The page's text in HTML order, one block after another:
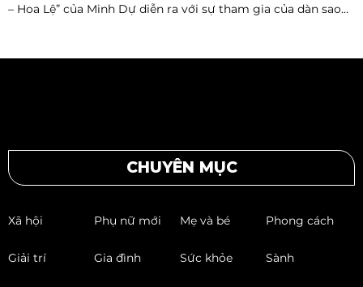
– Hoa Lệ” của Minh Dự diễn ra với sự tham gia của dàn sao
“Anh Trai Say Hi” Quang Trung – Phạm Đình Thái Ngân,
CHUYÊN MỤC
Xã hội Phụ nữ mới Mẹ và bé Phong cách
Giải trí Gia đình Sức khỏe Sành